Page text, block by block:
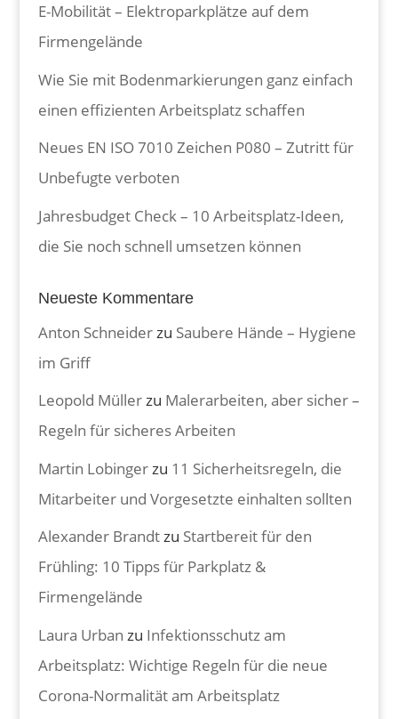
E-Mobilität – Elektroparkplätze auf dem
Firmengelände
Wie Sie mit Bodenmarkierungen ganz einfach
einen effizienten Arbeitsplatz schaffen
Neues EN ISO 7010 Zeichen P080 – Zutritt für
Unbefugte verboten
Jahresbudget Check – 10 Arbeitsplatz-Ideen,
die Sie noch schnell umsetzen können
Neueste Kommentare
Anton Schneiderzu Saubere Hände – Hygiene
im Griff
Leopold Müllerzu Malerarbeiten, aber sicher –
Regeln für sicheres Arbeiten
Martin Lobingerzu 11 Sicherheitsregeln, die
Mitarbeiter und Vorgesetzte einhalten sollten
Alexander Brandtzu Startbereit für den
Frühling: 10 Tipps für Parkplatz &
Firmengelände
Laura Urban zu Infektionsschutz am
Arbeitsplatz: Wichtige Regeln für die neue
Corona-Normalität am Arbeitsplatz